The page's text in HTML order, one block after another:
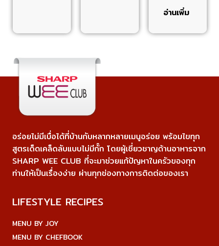
อ่านเพิ่ม
อร่อยไม่มีเบื่อได้ที่บ้านกับหลากหลายเมนูอร่อย พร้อมไขทุก
สูตรเด็ดเคล็ดลับแบบไม่มีกั๊ก โดยผู้เชี่ยวชาญด้านอาหารจาก
SHARP WEE CLUB ที่จะมาช่วยแก้ปัญหาในครัวของทุก
ท่านให้เป็นเรื่องง่าย ผ่านทุกช่องทางการติดต่อของเรา
LIFESTYLE RECIPES
MENU BY JOY
MENU BY CHEFBOOK